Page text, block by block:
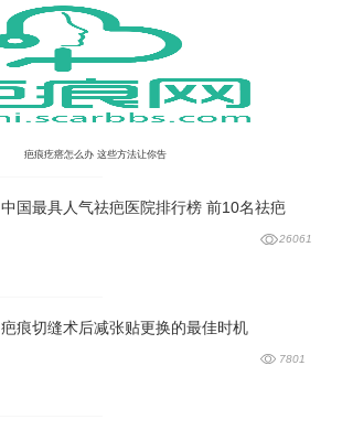
疤痕疙瘩怎么办 这些方法让你告
中国最具人气祛疤医院排行榜 前10名祛疤
26061
疤痕切缝术后减张贴更换的最佳时机
7801